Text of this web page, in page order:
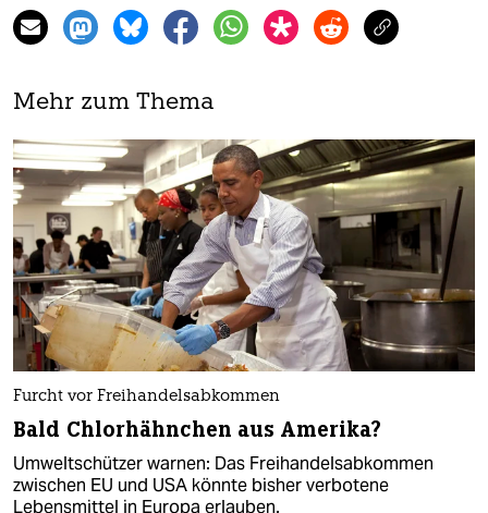
Mehr zum Thema
Furcht vor Freihandelsabkommen
Bald Chlorhähnchen aus Amerika?
Umweltschützer warnen: Das Freihandelsabkommen
zwischen EU und USA könnte bisher verbotene
Lebensmittel in Europa erlauben.